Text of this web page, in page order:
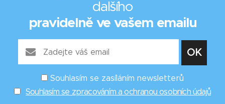
dalšího
pravidelně ve vašem emailu
Souhlasím se zasíláním newsletterů
Souhlasím se zpracováním a ochranou osobních údajů